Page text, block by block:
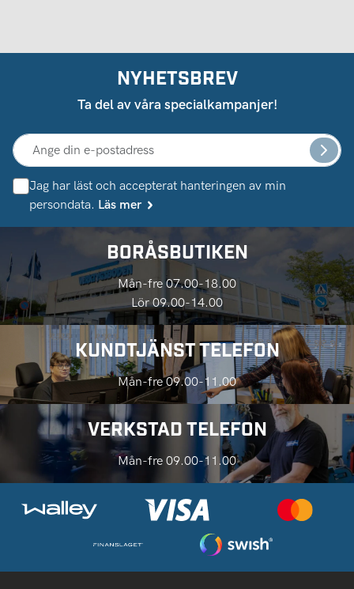
NYHETSBREV
Ta del av våra specialkampanjer!
Jag har läst och accepterat hanteringen av min
persondata. Läs mer
BORÅSBUTIKEN
Mån-fre 07.00-18.00
Lör 09.00-14.00
KUNDTJÄNST TELEFON
Mån-fre 09.00-11.00
VERKSTAD TELEFON
Mån-fre 09.00-11.00